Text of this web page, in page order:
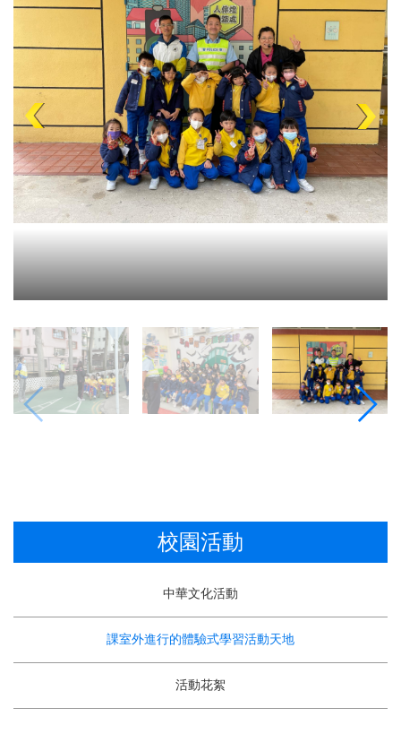
校園活動
中華文化活動
課室外進行的體驗式學習活動天地
活動花絮